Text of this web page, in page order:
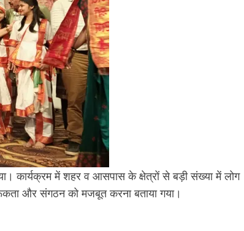
कार्यक्रम में शहर व आसपास के क्षेत्रों से बड़ी संख्या में लोग
और संगठन को मजबूत करना बताया गया।